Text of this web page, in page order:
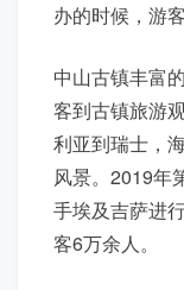
办的时候，游
中山古镇丰富
客到古镇旅游
利亚到瑞士，
风景。2019年
手埃及吉萨进
客6万余人。